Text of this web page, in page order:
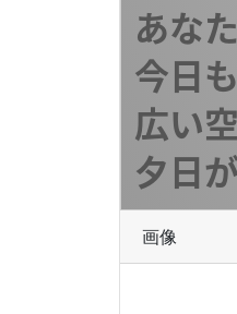
あな
今日
広い
夕日
画像